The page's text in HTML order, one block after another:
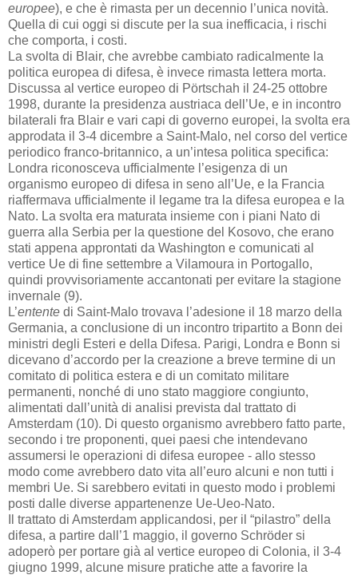
europee), e che è rimasta per un decennio l’unica novità.
Quella di cui oggi si discute per la sua inefficacia, i rischi
che comporta, i costi.
La svolta di Blair, che avrebbe cambiato radicalmente la
politica europea di difesa, è invece rimasta lettera morta.
Discussa al vertice europeo di Pörtschah il 24-25 ottobre
1998, durante la presidenza austriaca dell’Ue, e in incontro
bilaterali fra Blair e vari capi di governo europei, la svolta era
approdata il 3-4 dicembre a Saint-Malo, nel corso del vertice
periodico franco-britannico, a un’intesa politica specifica:
Londra riconosceva ufficialmente l’esigenza di un
organismo europeo di difesa in seno all’Ue, e la Francia
riaffermava ufficialmente il legame tra la difesa europea e la
Nato. La svolta era maturata insieme con i piani Nato di
guerra alla Serbia per la questione del Kosovo, che erano
stati appena approntati da Washington e comunicati al
vertice Ue di fine settembre a Vilamoura in Portogallo,
quindi provvisoriamente accantonati per evitare la stagione
invernale (9).
L’entente di Saint-Malo trovava l’adesione il 18 marzo della
Germania, a conclusione di un incontro tripartito a Bonn dei
ministri degli Esteri e della Difesa. Parigi, Londra e Bonn si
dicevano d’accordo per la creazione a breve termine di un
comitato di politica estera e di un comitato militare
permanenti, nonché di uno stato maggiore congiunto,
alimentati dall’unità di analisi prevista dal trattato di
Amsterdam (10). Di questo organismo avrebbero fatto parte,
secondo i tre proponenti, quei paesi che intendevano
assumersi le operazioni di difesa europee - allo stesso
modo come avrebbero dato vita all’euro alcuni e non tutti i
membri Ue. Si sarebbero evitati in questo modo i problemi
posti dalle diverse appartenenze Ue-Ueo-Nato.
Il trattato di Amsterdam applicandosi, per il “pilastro” della
difesa, a partire dall’1 maggio, il governo Schröder si
adoperò per portare già al vertice europeo di Colonia, il 3-4
giugno 1999, alcune misure pratiche atte a favorire la